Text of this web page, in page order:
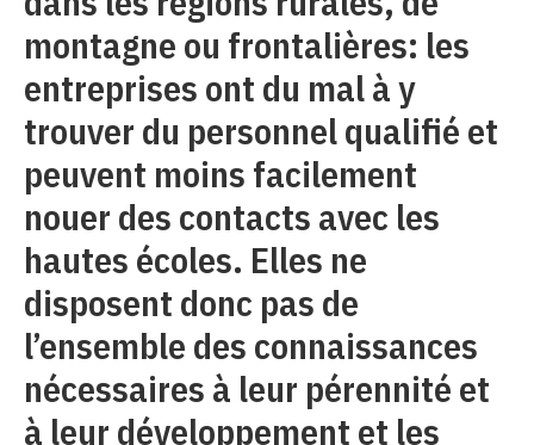
montagne ou frontalières: les
entreprises ont du mal à y
trouver du personnel qualifié et
peuvent moins facilement
nouer des contacts avec les
hautes écoles. Elles ne
disposent donc pas de
l’ensemble des connaissances
nécessaires à leur pérennité et
à leur développement et les